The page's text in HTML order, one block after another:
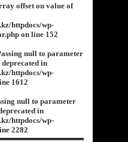
offset on value of
httpdocs/wp-
on line 152
null to parameter
in
httpdocs/wp-
1612
null to parameter
in
httpdocs/wp-
2282